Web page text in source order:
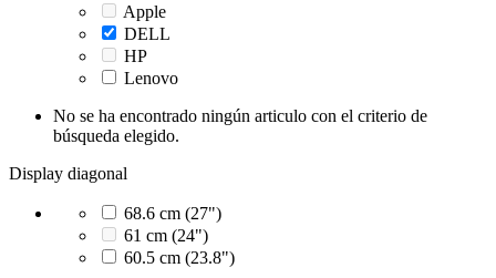
Apple
DELL
HP
Lenovo
No se ha encontrado ningún articulo con el criterio de
búsqueda elegido.
Display diagonal
68.6 cm (27")
61 cm (24")
60.5 cm (23.8")